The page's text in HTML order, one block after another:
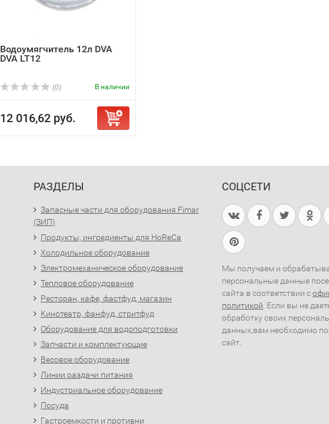
Водоумягчитель 12л DVA
DVA LT12
(0) В наличии
12 016,62 руб.
РАЗДЕЛЫ
Запасные части для оборудования Fimar
(ЗИП)
Продукты, ингредиенты для HoReCa
Холодильное оборудование
Электромеханическое оборудование
Тепловое оборудование
Ресторан, кафе, фастфуд, магазин
Кинотеатр, фанфуд, стритфуд
Оборудование для водоподготовки
Запчасти и комплектующие
Весовое оборудование
Линии раздачи питания
Индустриальное оборудование
Посуда
Гастроемкости и противни
СОЦСЕТИ
Мы получаем и
персональные данные
сайта в соответствии с
политикой . Если вы не
обработку своих
данных,вам необходимо
сайт.